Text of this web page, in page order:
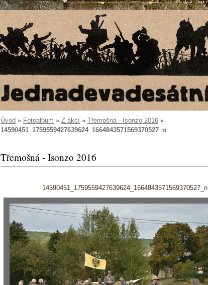
Úvod » Fotoalbum » Z akcí » Třemošná - Isonzo 2016 »
14590451_1759559427639624_1664843571569370527_n
Třemošná - Isonzo 2016
14590451_1759559427639624_1664843571569370527_n